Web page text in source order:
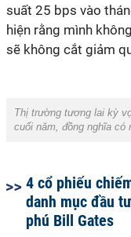
suất 25 bps vào
hiện rằng mình
sẽ không cắt giảm
Thị trường tương lai kỳ
cuối năm, đồng nghĩa có
4 cổ phiếu
danh mục đầu
phú Bill Gates